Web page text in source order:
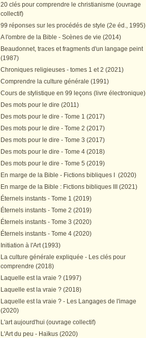
20 clés pour comprendre le christianisme (ouvrage
collectif)
99 réponses sur les procédés de style (2e éd., 1995)
A l'ombre de la Bible - Scènes de vie (2014)
Beaudonnet, traces et fragments d'un langage peint
(1987)
Chroniques religieuses - tomes 1 et 2 (2021)
Comprendre la culture générale (1991)
Cours de stylistique en 99 leçons (livre électronique)
Des mots pour le dire (2011)
Des mots pour le dire - Tome 1 (2017)
Des mots pour le dire - Tome 2 (2017)
Des mots pour le dire - Tome 3 (2017)
Des mots pour le dire - Tome 4 (2018)
Des mots pour le dire - Tome 5 (2019)
En marge de la Bible - Fictions bibliques I (2020)
En marge de la Bible : Fictions bibliques III (2021)
Éternels instants - Tome 1 (2019)
Éternels instants - Tome 2 (2019)
Éternels instants - Tome 3 (2020)
Éternels instants - Tome 4 (2020)
Initiation à l'Art (1993)
La culture générale expliquée - Les clés pour
comprendre (2018)
Laquelle est la vraie ? (1997)
Laquelle est la vraie ? (2018)
Laquelle est la vraie ? - Les Langages de l'image
(2020)
L'art aujourd'hui (ouvrage collectif)
L'Art du peu - Haïkus (2020)